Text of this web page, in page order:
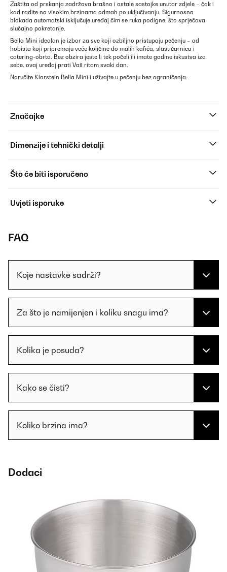
Zaštita od prskanja zadržava brašno i ostale sastojke unutar zdjele – čak i
kad radite na visokim brzinama odmah po uključivanju. Sigurnosna
blokada automatski isključuje uređaj čim se ruka podigne, što sprječava
slučajno pokretanje.
Bella Mini idealan je izbor za sve koji ozbiljno pristupaju pečenju – od
hobista koji pripremaju veće količine do malih kafića, slastičarnica i
catering-obrta. Bez obzira jeste li tek počeli ili imate godine iskustva iza
sebe, ovaj uređaj prati Vaš ritam svaki dan.
Naručite Klarstein Bella Mini i uživajte u pečenju bez ograničenja.
Značajke
Dimenzije i tehnički detalji
Što će biti isporučeno
Uvjeti isporuke
FAQ
Koje nastavke sadrži?
Za što je namijenjen i koliku snagu ima?
Kolika je posuda?
Kako se čisti?
Koliko brzina ima?
Dodaci